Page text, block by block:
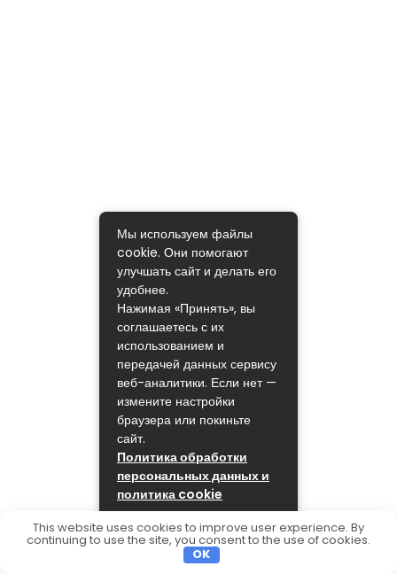
Мы используем файлы
cookie. Они помогают
улучшать сайт и делать его
удобнее.
Нажимая «Принять», вы
соглашаетесь с их
использованием и
передачей данных сервису
веб-аналитики. Если нет —
измените настройки
браузера или покиньте
сайт.
Политика обработки
персональных данных и
политика cookie
ПРИНЯТЬ
This website uses cookies to improve user experience. By
continuing to use the site, you consent to the use of cookies.
OK